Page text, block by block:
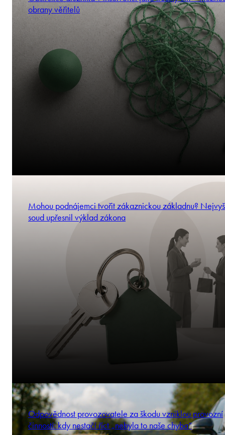
obrany věřitelů
Mohou podnájemci tvořit zákaznickou základnu?
soud upřesnil výklad zákona
Odpovědnost provozovatele za škodu vzniklou provozní
činností: kdy nestačí říct „nebyla to naše chyba“